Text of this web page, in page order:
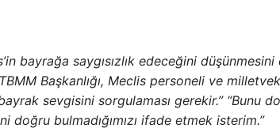
bayrağa saygısızlık edeceğini
Başkanlığı, Meclis personeli ve
sevgisini sorgulaması gerekir.” “Bunu
doğru bulmadığımızı ifade etmek isterim.”